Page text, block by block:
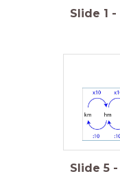
Slide 1 -
Slide 5 -